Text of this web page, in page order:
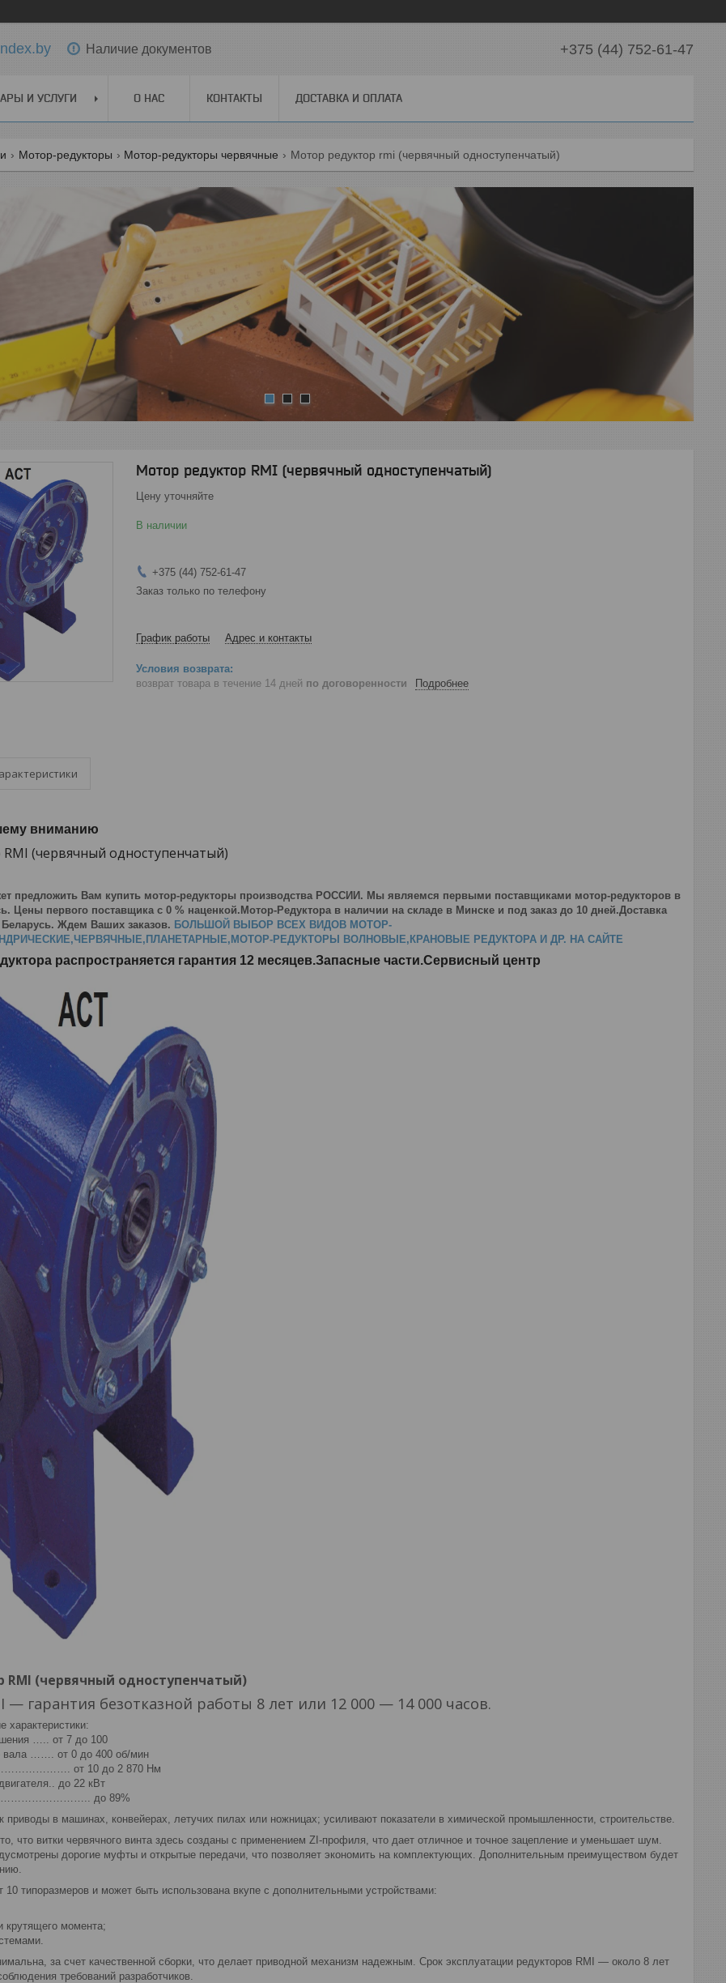
Наличие документов +375 (44) 752-61-47
И УСЛУГИ О НАС КОНТАКТЫ ДОСТАВКА И ОПЛАТА
Мотор-редукторы Мотор-редукторы червячные Мотор редуктор rmi (червячный одноступенчатый)
Мотор редуктор RMI (червячный одноступенчатый)
Цену уточняйте
В наличии
+375 (44) 752-61-47
Заказ только по телефону
График работы Адрес и контакты
возврат товара в течение 14 дней по договоренности Подробнее
вниманию
(червячный одноступенчатый)
предложить Вам купить мотор-редукторы производства РОССИИ. Мы являемся первыми поставщиками мотор-редукторов в
Цены первого поставщика с 0 % наценкой.Мотор-Редуктора в наличии на складе в Минске и под заказ до 10 дней.Доставка
Ждем Ваших заказов. БОЛЬШОЙ ВЫБОР ВСЕХ ВИДОВ МОТОР-
РЕДУКТОРЫ ВОЛНОВЫЕ,КРАНОВЫЕ РЕДУКТОРА И ДР. НА САЙТЕ
распространяется гарантия 12 месяцев.Запасные части.Сервисный центр
RMI (червячный одноступенчатый)
— гарантия безотказной работы 8 лет или 12 000 — 14 000 часов.
характеристики:
….. от 7 до 100
вала ……. от 0 до 400 об/мин
…………………. от 10 до 2 870 Нм
до 22 кВт
до 89%
приводы в машинах, конвейерах, летучих пилах или ножницах; усиливают показатели в химической промышленности, строительстве.
что витки червячного винта здесь созданы с применением ZI-профиля, что дает отличное и точное зацепление и уменьшает шум.
дорогие муфты и открытые передачи, что позволяет экономить на комплектующих. Дополнительным преимуществом будет
типоразмеров и может быть использована вкупе с дополнительными устройствами:
крутящего момента;
за счет качественной сборки, что делает приводной механизм надежным. Срок эксплуатации редукторов RMI — около 8 лет
требований разработчиков.